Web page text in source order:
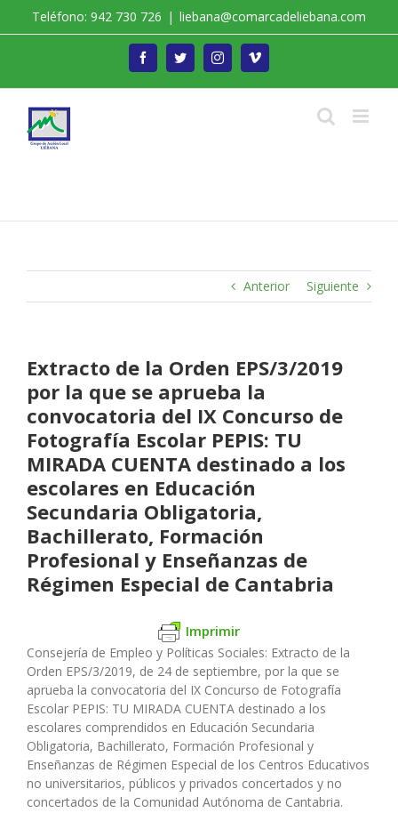
Teléfono: 942 730 726 | liebana@comarcadeliebana.com
FacebookTwitterInstagramVimeo
Anterior Siguiente
Extracto de la Orden EPS/3/2019
por la que se aprueba la
convocatoria del IX Concurso de
Fotografía Escolar PEPIS: TU
MIRADA CUENTA destinado a los
escolares en Educación
Secundaria Obligatoria,
Bachillerato, Formación
Profesional y Enseñanzas de
Régimen Especial de Cantabria
Imprimir
Consejería de Empleo y Políticas Sociales: Extracto de la
Orden EPS/3/2019, de 24 de septiembre, por la que se
aprueba la convocatoria del IX Concurso de Fotografía
Escolar PEPIS: TU MIRADA CUENTA destinado a los
escolares comprendidos en Educación Secundaria
Obligatoria, Bachillerato, Formación Profesional y
Enseñanzas de Régimen Especial de los Centros Educativos
no universitarios, públicos y privados concertados y no
concertados de la Comunidad Autónoma de Cantabria.